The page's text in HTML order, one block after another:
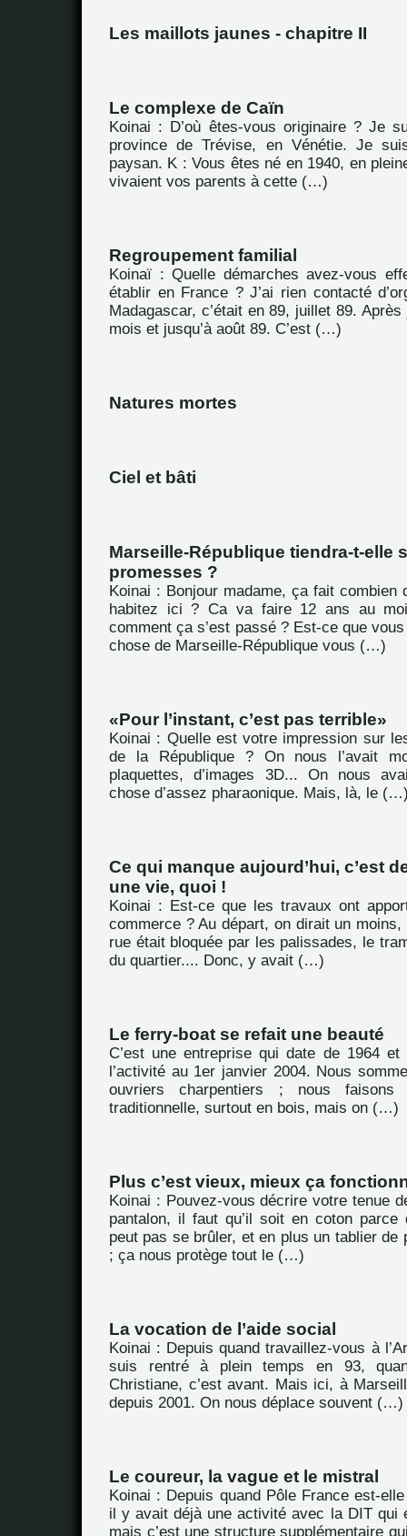
Les maillots jaunes - chapitre II
Le complexe de Caïn
Koinai : D’où êtes-vous originaire ? Je
province de Trévise, en Vénétie. Je
paysan. K : Vous êtes né en 1940, en
vivaient vos parents à cette (…)
Regroupement familial
Koinaï : Quelle démarches avez-vous
établir en France ? J’ai rien contacté
Madagascar, c’était en 89, juillet 89.
mois et jusqu’à août 89. C’est (…)
Natures mortes
Ciel et bâti
Marseille-République tiendra-t-elle
promesses ?
Koinai : Bonjour madame, ça fait combien
habitez ici ? Ca va faire 12 ans au
comment ça s’est passé ? Est-ce que
chose de Marseille-République vous (…)
Pour l’instant, c’est pas terrible
Koinai : Quelle est votre impression sur
de la République ? On nous l’avait
plaquettes, d’images 3D... On nous
chose d’assez pharaonique. Mais, là, le
Ce qui manque aujourd’hui, c’est
une vie, quoi !
Koinai : Est-ce que les travaux ont
commerce ? Au départ, on dirait un moins,
rue était bloquée par les palissades, le
du quartier.... Donc, y avait (…)
Le ferry-boat se refait une beauté
C’est une entreprise qui date de 1964
l’activité au 1er janvier 2004. Nous
ouvriers charpentiers ; nous
traditionnelle, surtout en bois, mais on (…)
Plus c’est vieux, mieux ça
Koinai : Pouvez-vous décrire votre tenue
pantalon, il faut qu’il soit en coton parce
peut pas se brûler, et en plus un tablier de
; ça nous protège tout le (…)
La vocation de l’aide social
Koinai : Depuis quand travaillez-vous à
suis rentré à plein temps en 93,
Christiane, c’est avant. Mais ici, à
depuis 2001. On nous déplace souvent (…)
Le coureur, la vague et le mistral
Koinai : Depuis quand Pôle France est-
il y avait déjà une activité avec la DIT qui
mais c’est une structure supplémentaire